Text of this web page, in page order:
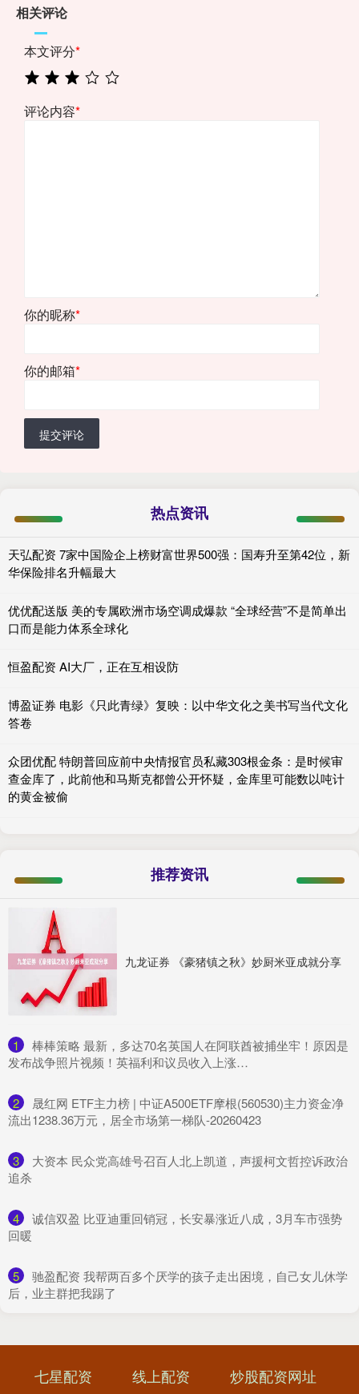
相关评论
本文评分*
评论内容*
你的昵称*
你的邮箱*
提交评论
热点资讯
天弘配资 7家中国险企上榜财富世界500强：国寿升至第42位，新
华保险排名升幅最大
优优配送版 美的专属欧洲市场空调成爆款 “全球经营”不是简单出
口而是能力体系全球化
恒盈配资 AI大厂，正在互相设防
博盈证券 电影《只此青绿》复映：以中华文化之美书写当代文化
答卷
众团优配 特朗普回应前中央情报官员私藏303根金条：是时候审
查金库了，此前他和马斯克都曾公开怀疑，金库里可能数以吨计
的黄金被偷
推荐资讯
九龙证券 《豪猪镇之秋》妙厨米亚成就分享
1
​棒棒策略 最新，多达70名英国人在阿联酋被捕坐牢！原因是
发布战争照片视频！英福利和议员收入上涨…
2
​晟红网 ETF主力榜 | 中证A500ETF摩根(560530)主力资金净
流出1238.36万元，居全市场第一梯队-20260423
3
​大资本 民众党高雄号召百人北上凯道，声援柯文哲控诉政治
追杀
4
​诚信双盈 比亚迪重回销冠，长安暴涨近八成，3月车市强势
回暖
5
​驰盈配资 我帮两百多个厌学的孩子走出困境，自己女儿休学
后，业主群把我踢了
七星配资 线上配资 炒股配资网址